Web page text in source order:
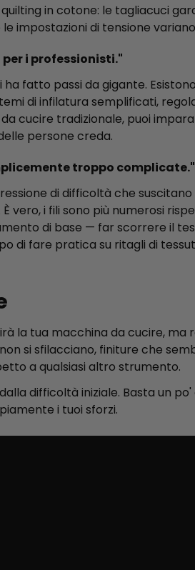
in cotone: le tagliacuci
impostazioni di tensione
i professionisti."
fatto passi da gigante.
di infilatura semplificati,
cucire tradizionale, puoi
persone creda.
troppo complicate."
di difficoltà che
vero, i fili sono più numerosi
di base — far scorrere il
di fare pratica su ritagli di
la tua macchina da cucire,
si sfilacciano, finiture che
a qualsiasi altro strumento.
difficoltà iniziale. Basta un
i tuoi sforzi.